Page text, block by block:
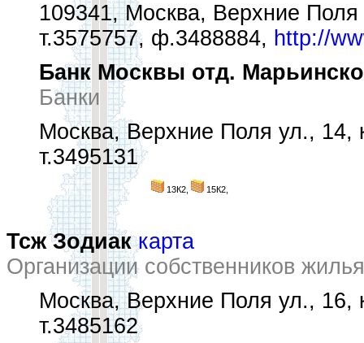
109341, Москва, Верхние Поля
т.3575757, ф.3488884, http://
Банк Москвы отд.
Банки
Москва, Верхние Поля ул., 14,
т.3495131
13К2, 15К2,
Тсж Зодиак карта
Организации собственников жилья
Москва, Верхние Поля ул., 16,
т.3485162